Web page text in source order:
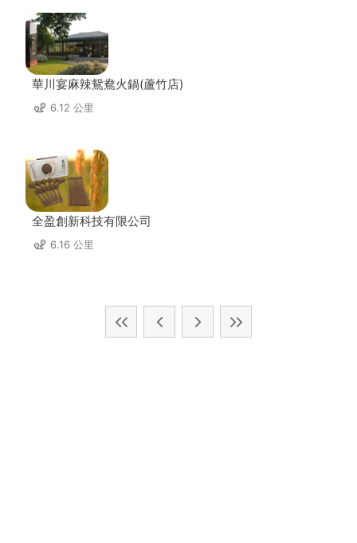
華川宴麻辣鴛鴦火鍋(蘆竹店)
6.12 公里
全盈創新科技有限公司
6.16 公里